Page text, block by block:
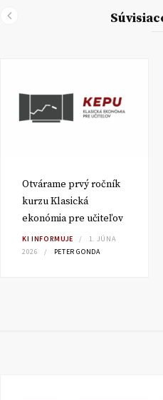
Otvárame prvý ročník
kurzu Klasická
ekonómia pre učiteľov
KI INFORMUJE
1. JÚNA
2026
PETER GONDA